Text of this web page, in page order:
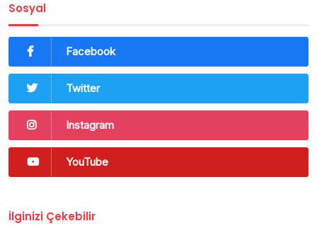
Sosyal
Facebook
Twitter
Instagram
YouTube
İlginizi Çekebilir